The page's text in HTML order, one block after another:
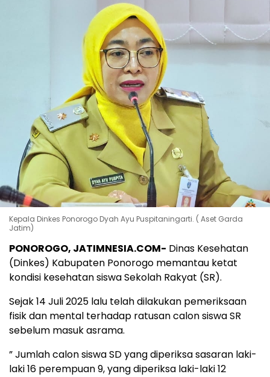
Kepala Dinkes Ponorogo Dyah Ayu Puspitaningarti. ( Aset Garda
Jatim)
PONOROGO, JATIMNESIA.COM- Dinas Kesehatan
(Dinkes) Kabupaten Ponorogo memantau ketat
kondisi kesehatan siswa Sekolah Rakyat (SR).
Sejak 14 Juli 2025 lalu telah dilakukan pemeriksaan
fisik dan mental terhadap ratusan calon siswa SR
sebelum masuk asrama.
” Jumlah calon siswa SD yang diperiksa sasaran laki-
laki 16 perempuan 9, yang diperiksa laki-laki 12